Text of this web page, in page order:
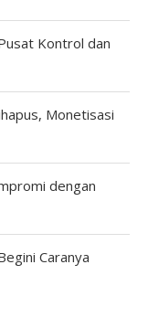
Kontrol dan
Monetisasi
dengan
Caranya